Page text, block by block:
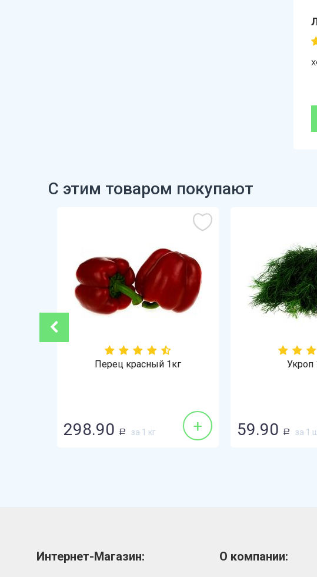
С этим товаром покупают
Перец красный 1кг
298.90 Р за 1 кг +
Укроп
59.90 Р за 1
Интернет-Магазин: О компании: